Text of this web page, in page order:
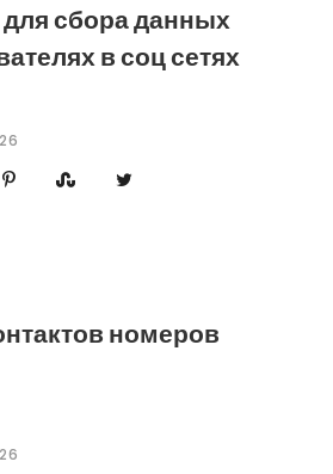
сбора данных
в соц сетях
номеров